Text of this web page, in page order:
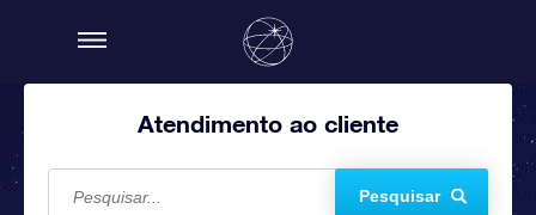
Atendimento ao cliente
Pesquisar